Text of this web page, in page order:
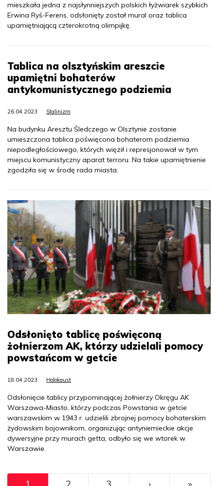
mieszkała jedna z najsłynniejszych polskich łyżwiarek szybkich
Erwina Ryś-Ferens, odsłonięty został mural oraz tablica
upamiętniającą czterokrotną olimpijkę.
Tablica na olsztyńskim areszcie
upamiętni bohaterów
antykomunistycznego podziemia
26.04.2023 Stalinizm
Na budynku Aresztu Śledczego w Olsztynie zostanie
umieszczona tablica poświęcona bohaterom podziemia
niepodległościowego, których więził i represjonował w tym
miejscu komunistyczny aparat terroru. Na takie upamiętnienie
zgodziła się w środę rada miasta.
Odsłonięto tablicę poświęconą
żołnierzom AK, którzy udzielali pomocy
powstańcom w getcie
18.04.2023 Holokaust
Odsłonięcie tablicy przypominającej żołnierzy Okręgu AK
Warszawa-Miasto, którzy podczas Powstania w getcie
warszawskim w 1943 r. udzielili zbrojnej pomocy bohaterskim
żydowskim bojownikom, organizując antyniemieckie akcje
dywersyjne przy murach getta, odbyło się we wtorek w
Warszawie.
Pagination ››